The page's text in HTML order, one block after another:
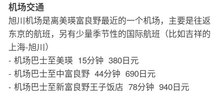
机场交通
旭川机场是离美瑛富良野最近的一个机场，主要是往返
东京的航班，另有少量季节性的国际航班（比如吉祥的
上海-旭川）
- 机场巴士至美瑛 15分钟 380日元
- 机场巴士至中富良野 44分钟 690日元
- 机场巴士至新富良野王子饭店 78分钟 940日元